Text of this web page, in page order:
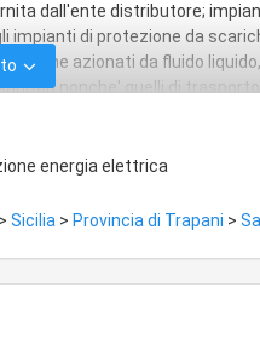
dall'ente distributore;
impianti di protezione da
azionati da fluido
nonche' quelli di
all'interno degli edifici a partire
per il trasporto e
dal punto di consegna del
di protezione antincendio
energia elettrica
> Sicilia > Provincia di Trapani >